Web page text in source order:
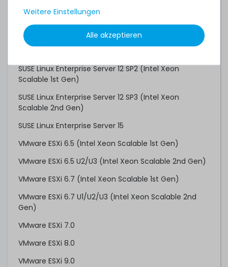
Gen)
Red Hat Enterprise Linux 8.0
SUSE Linux Enterprise Server 12 SP2 (Intel Xeon
Scalable 1st Gen)
SUSE Linux Enterprise Server 12 SP3 (Intel Xeon
Scalable 2nd Gen)
SUSE Linux Enterprise Server 15
VMware ESXi 6.5 (Intel Xeon Scalable 1st Gen)
VMware ESXi 6.5 U2/U3 (Intel Xeon Scalable 2nd Gen)
VMware ESXi 6.7 (Intel Xeon Scalable 1st Gen)
VMware ESXi 6.7 U1/U2/U3 (Intel Xeon Scalable 2nd
Gen)
VMware ESXi 7.0
VMware ESXi 8.0
VMware ESXi 9.0
Weitere Einstellungen
Alle akzeptieren